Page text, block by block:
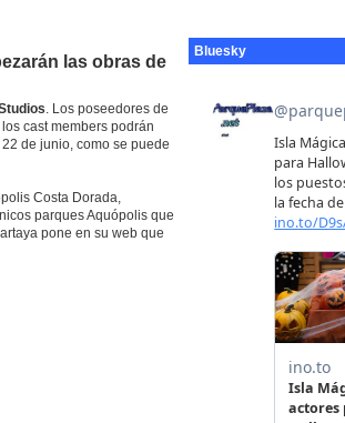
las obras de
. Los poseedores de
cast members podrán
de junio, como se puede
Costa Dorada,
parques Aquópolis que
pone en su web que
Bluesky